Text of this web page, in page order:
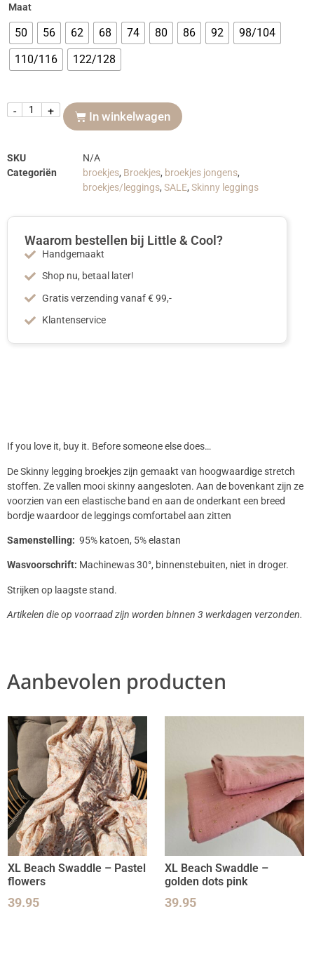
Maat
50 56 62 68 74 80 86 92
98/104
110/116
122/128
- + In winkelwagen
SKU
N/A
Categoriën
broekjes, Broekjes, broekjes jongens,
broekjes/leggings, SALE, Skinny leggings
Waarom bestellen bij Little & Cool?
Handgemaakt
Shop nu, betaal later!
Gratis verzending vanaf € 99,-
Klantenservice
If you love it, buy it. Before someone else does…
De Skinny legging broekjes zijn gemaakt van hoogwaardige stretch
stoffen. Ze vallen mooi skinny aangesloten. Aan de bovenkant zijn ze
voorzien van een elastische band en aan de onderkant een breed
bordje waardoor de leggings comfortabel aan zitten
Samenstelling: 95% katoen, 5% elastan
Wasvoorschrift: Machinewas 30°, binnenstebuiten, niet in droger.
Strijken op laagste stand.
Artikelen die op voorraad zijn worden binnen 3 werkdagen verzonden.
Aanbevolen producten
XL Beach Swaddle – Pastel
flowers
39.95
XL Beach Swaddle –
golden dots pink
39.95